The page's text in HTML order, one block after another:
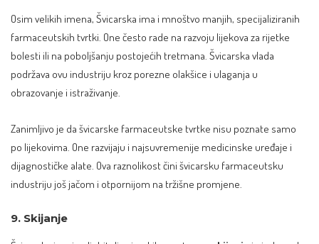
Osim velikih imena, Švicarska ima i mnoštvo manjih, specijaliziranih
farmaceutskih tvrtki. One često rade na razvoju lijekova za rijetke
bolesti ili na poboljšanju postojećih tretmana. Švicarska vlada
podržava ovu industriju kroz porezne olakšice i ulaganja u
obrazovanje i istraživanje.
Zanimljivo je da švicarske farmaceutske tvrtke nisu poznate samo
po lijekovima. One razvijaju i najsuvremenije medicinske uređaje i
dijagnostičke alate. Ova raznolikost čini švicarsku farmaceutsku
industriju još jačom i otpornijom na tržišne promjene.
9. Skijanje